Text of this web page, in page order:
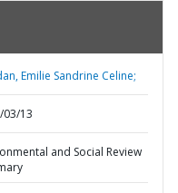
Emilie Sandrine Celine;
03/13
and Social Review